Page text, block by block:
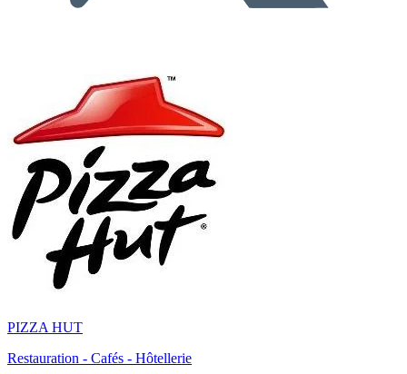
PIZZA HUT
Restauration - Cafés - Hôtellerie